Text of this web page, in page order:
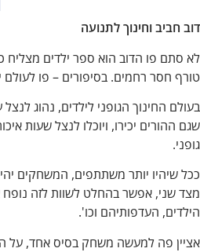
דוב חביב וחינוך לתנועה
לא סתם פו הדוב הוא ספר ילדים מצליח
טורף חסר רחמים. בסיפורים – פו
בעולם החינוך הגופני לילדים, נהוג
שגם ההורים יכירו, ויוכלו לנצל
גופני.
ככל שיהיו יותר משתתפים, המשחקים
מצד שני, אפשר בהחלט לשוות לזה
הילדים, העדפותיהם וכו'.
אציין פה למעשה משחק בסיס אחד, על